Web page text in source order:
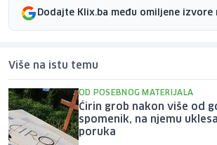
Dodajte Klix.ba među omiljene izvore
Više na istu temu
OD POSEBNOG MATERIJALA
Ćirin grob nakon više od
spomenik, na njemu
poruka